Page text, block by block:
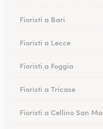
Fioristi a Bari
Fioristi a Lecce
Fioristi a Foggia
Fioristi a Tricase
Fioristi a Cellino San